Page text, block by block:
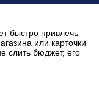
быстро привлечь
или карточки
слить бюджет, его